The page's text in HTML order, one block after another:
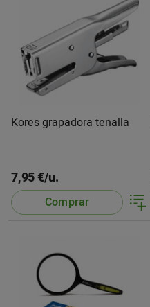
Kores grapadora tenalla
7,95 €/u.
Comprar